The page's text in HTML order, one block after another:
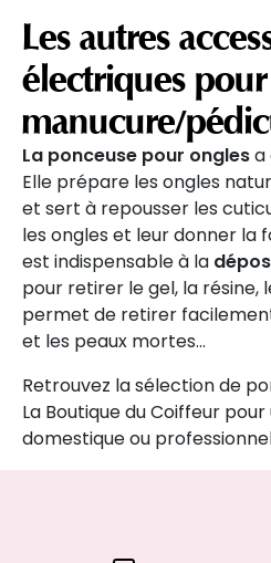
Les autres
électriques pour
manucure/
La ponceuse pour onglesa
Elle prépare les ongles
et sert à repousser les
les ongles et leur donner la
est indispensable à la
pour retirer le gel, la résine,
permet de retirer
et les peaux mortes…
Retrouvez la sélection de
La Boutique du Coiffeur
domestique ou